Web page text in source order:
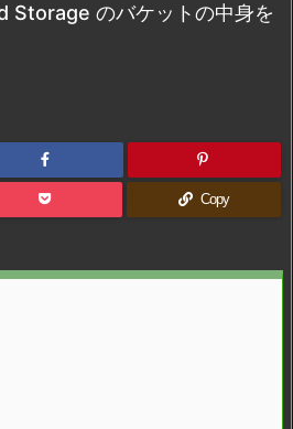
Storage のバケットの中身を
Copy